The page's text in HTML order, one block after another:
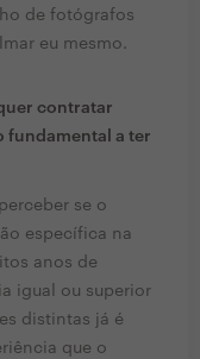
de fotógrafos
eu mesmo.
contratar
fundamental a ter
se o
específica na
anos de
igual ou superior
distintas já é
que o